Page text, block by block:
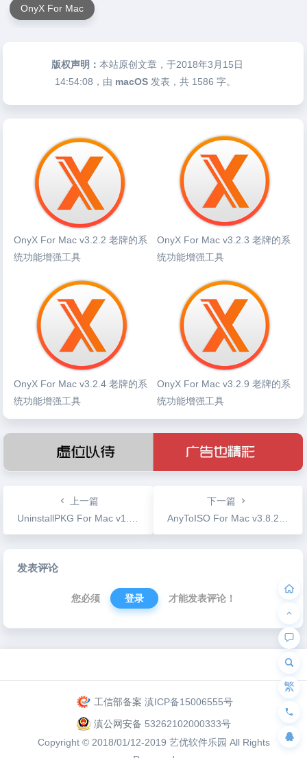
OnyX For Mac
版权声明：本站原创文章，于2018年3月15日
14:54:08 ，由 macOS 发表，共 1586 字。
OnyX For Mac v3.2.2 老牌的系
统功能增强工具
OnyX For Mac v3.2.3 老牌的系
统功能增强工具
OnyX For Mac v3.2.4 老牌的系
统功能增强工具
OnyX For Mac v3.2.9 老牌的系
统功能增强工具
上一篇
UninstallPKG For Mac v1.1.2 pkg文件彻底卸载工具
下一篇
AnyToISO For Mac v3.8.2 ISO镜像制作转换工具
发表评论
您必须 登录 才能发表评论！
工信部备案 滇ICP备15006555号
滇公网安备 53262102000333号
Copyright © 2018/01/12-2019 艺优软件乐园 All Rights
繁